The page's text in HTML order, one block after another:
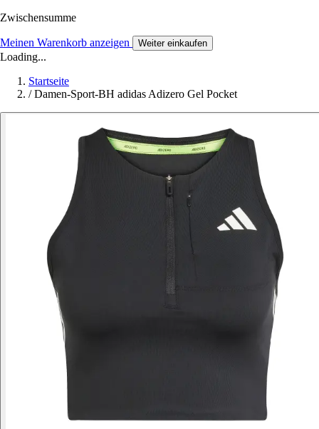
Zwischensumme
Meinen Warenkorb anzeigen Weiter einkaufen
Loading...
Startseite
/ Damen-Sport-BH adidas Adizero Gel Pocket